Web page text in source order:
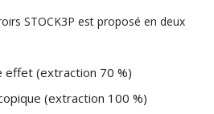
STOCK3P est proposé en deux
(extraction 70 %)
(extraction 100 %)